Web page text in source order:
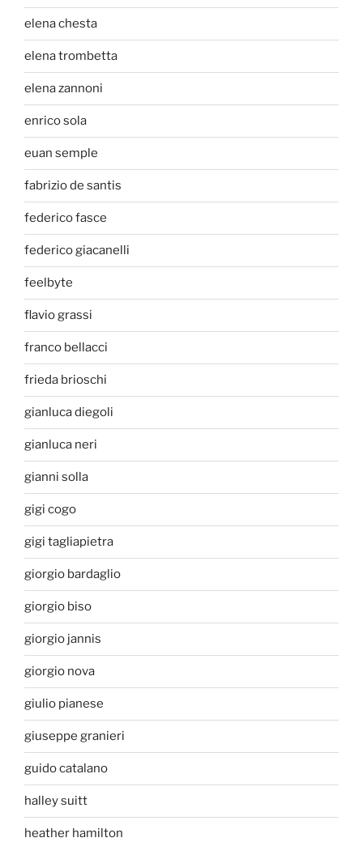
elena chesta
elena trombetta
elena zannoni
enrico sola
euan semple
fabrizio de santis
federico fasce
federico giacanelli
feelbyte
flavio grassi
franco bellacci
frieda brioschi
gianluca diegoli
gianluca neri
gianni solla
gigi cogo
gigi tagliapietra
giorgio bardaglio
giorgio biso
giorgio jannis
giorgio nova
giulio pianese
giuseppe granieri
guido catalano
halley suitt
heather hamilton